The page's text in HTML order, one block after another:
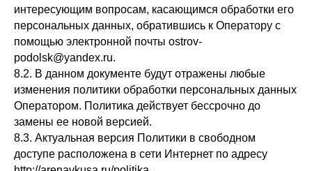
интересующим вопросам, касающимся обработки его
персональных данных, обратившись к Оператору с
помощью электронной почты ostrov-
podolsk@yandex.ru.
8.2. В данном документе будут отражены любые
изменения политики обработки персональных данных
Оператором. Политика действует бессрочно до
замены ее новой версией.
8.3. Актуальная версия Политики в свободном
доступе расположена в сети Интернет по адресу